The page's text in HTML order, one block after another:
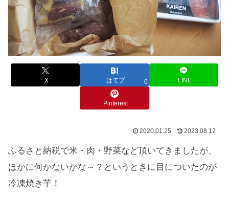
X はてブ 0 LINE
Pinterest
2020.01.25 2023.08.12
ふるさと納税で米・肉・野菜など頂いてきましたが、
ほかに何かないかな～？というときに目についたのが
冷凍焼き芋！